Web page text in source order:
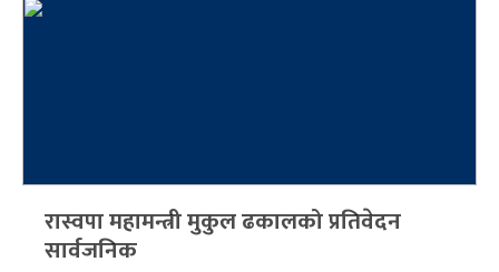
रास्वपा महामन्त्री मुकुल ढकालको प्रतिवेदन
सार्वजनिक